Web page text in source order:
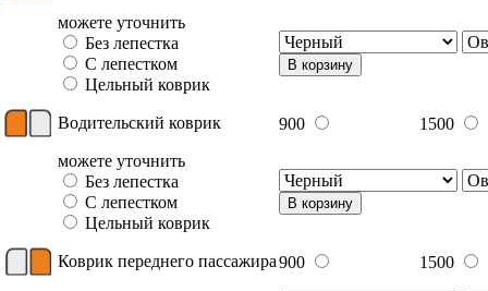
можете уточнить
Без лепестка
С лепестком
Цельный коврик
В корзину
Водительский коврик 900
1500
можете уточнить
Без лепестка
С лепестком
Цельный коврик
В корзину
Коврик переднего пассажира900 1500